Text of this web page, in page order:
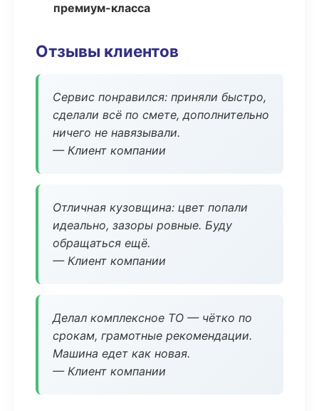
премиум-класса
Отзывы клиентов
Сервис понравился: приняли быстро,
сделали всё по смете, дополнительно
ничего не навязывали.
— Клиент компании
Отличная кузовщина: цвет попали
идеально, зазоры ровные. Буду
обращаться ещё.
— Клиент компании
Делал комплексное ТО — чётко по
срокам, грамотные рекомендации.
Машина едет как новая.
— Клиент компании